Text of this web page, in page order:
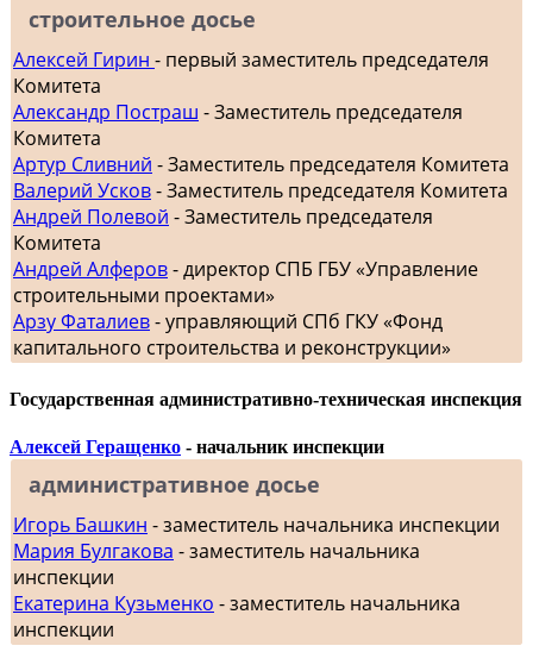
строительное досье
Алексей Гирин - первый заместитель председателя
Комитета
Александр Постраш - Заместитель председателя
Комитета
Артур Сливний - Заместитель председателя Комитета
Валерий Усков- Заместитель председателя Комитета
Андрей Полевой - Заместитель председателя
Комитета
Андрей Алферов- директор СПБ ГБУ «Управление
строительными проектами»
Арзу Фаталиев- управляющий СПб ГКУ «Фонд
капитального строительства и реконструкции»
Государственная административно-техническая инспекция
Алексей Геращенко - начальник инспекции
административное досье
Игорь Башкин - заместитель начальника инспекции
Мария Булгакова - заместитель начальника
инспекции
Екатерина Кузьменко - заместитель начальника
инспекции